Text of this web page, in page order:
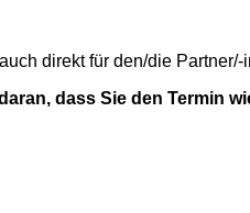
direkt für den/die Partner/-
dass Sie den Termin